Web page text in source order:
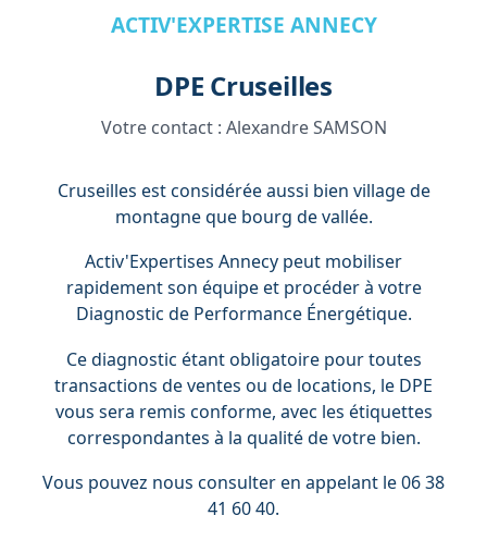
ACTIV'EXPERTISE ANNECY
DPE Cruseilles
Votre contact : Alexandre SAMSON
Cruseilles est considérée aussi bien village de
montagne que bourg de vallée.
Activ'Expertises Annecy peut mobiliser
rapidement son équipe et procéder à votre
Diagnostic de Performance Énergétique.
Ce diagnostic étant obligatoire pour toutes
transactions de ventes ou de locations, le DPE
vous sera remis conforme, avec les étiquettes
correspondantes à la qualité de votre bien.
Vous pouvez nous consulter en appelant le 06 38
41 60 40.